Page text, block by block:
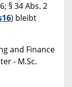
§ 34 Abs. 2
) bleibt
and Finance
- M.Sc.